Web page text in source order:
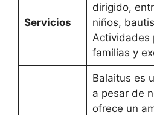
Servicios
dirigido,
niños,
Actividades
familias y
Balaitus es
a pesar de
ofrece un